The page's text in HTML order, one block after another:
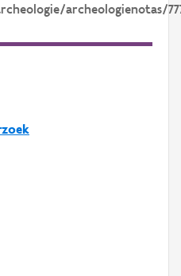
archeologienotas/